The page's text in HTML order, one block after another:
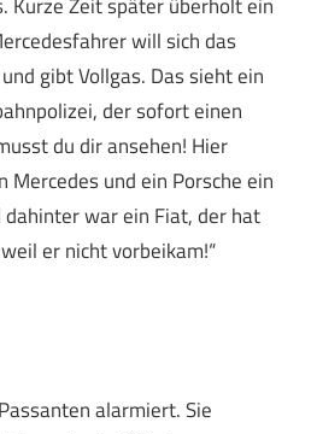
will sich das
gibt Vollgas. Das sieht ein
der sofort einen
du dir ansehen! Hier
Mercedes und ein Porsche ein
war ein Fiat, der hat
er nicht vorbeikam!“
alarmiert. Sie